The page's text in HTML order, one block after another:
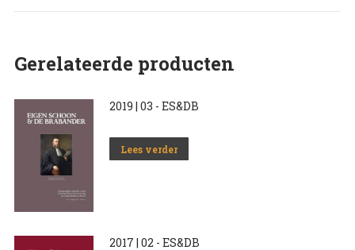
Gerelateerde producten
2019 | 03 - ES&DB
Lees verder
2017 | 02 - ES&DB